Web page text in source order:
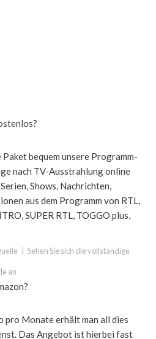
bequem unsere Programm-
nach TV-Ausstrahlung online
Shows, Nachrichten,
aus dem Programm von RTL,
SUPER RTL, TOGGO plus,
Sehen Sie sich die vollständige
an
pro Monate erhält man all dies
Das Angebot ist hierbei fast